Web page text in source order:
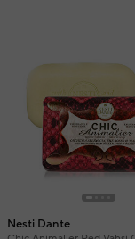
Nesti Dante